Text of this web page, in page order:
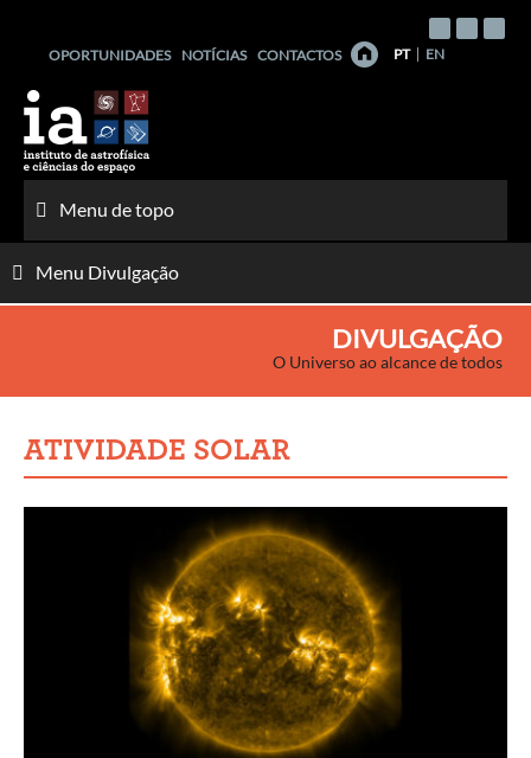
conteúdo
OPORTUNIDADES NOTÍCIAS CONTACTOS PT EN
Menu de topo
Menu Divulgação
DIVULGAÇÃO
O Universo ao alcance de todos
ATIVIDADE SOLAR